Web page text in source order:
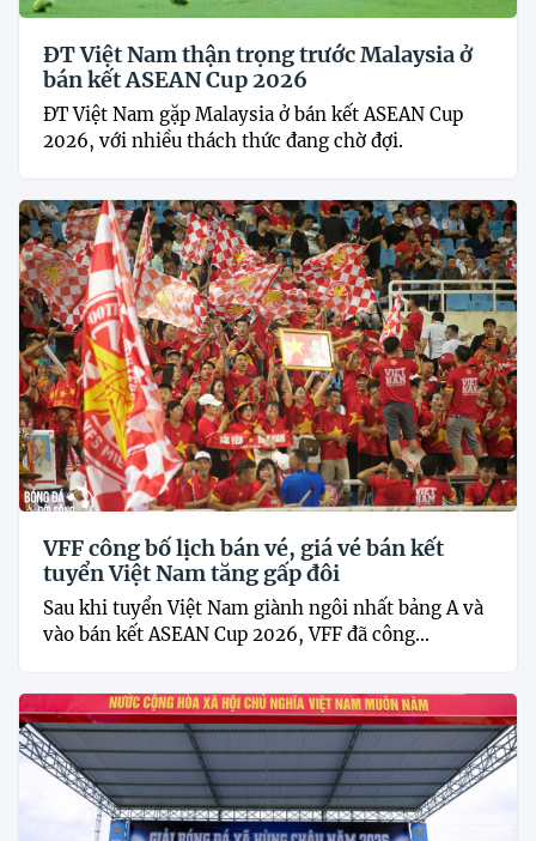
ĐT Việt Nam thận trọng trước Malaysia ở
bán kết ASEAN Cup 2026
ĐT Việt Nam gặp Malaysia ở bán kết ASEAN Cup
2026, với nhiều thách thức đang chờ đợi.
VFF công bố lịch bán vé, giá vé bán kết
tuyển Việt Nam tăng gấp đôi
Sau khi tuyển Việt Nam giành ngôi nhất bảng A và
vào bán kết ASEAN Cup 2026, VFF đã công...